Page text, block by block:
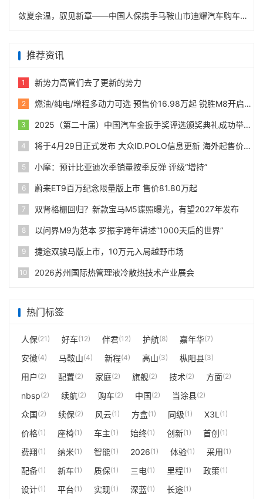
敛夏余温，驭见新章——中国人保携手马鞍山市迪耀汽车购车嘉年华
推荐资讯
1 新势力高管们去了更新的势力
2 燃油/纯电/增程多动力可选 预售价16.98万起 锐胜M8开启预售
3 2025（第二十届）中国汽车金扳手奖评选颁奖典礼成功举办
4 将于4月29日正式发布 大众ID.POLO信息更新 海外起售价24990欧
5 小摩：预计比亚迪次季销量按季反弹 评级“增持”
6 蔚来ET9百万纪念限量版上市 售价81.80万起
7 双肾格栅回归？新款宝马M5谍照曝光，有望2027年发布
8 以问界M9为范本 罗振宇跨年讲述“1000天后的世界”
9 捷途双骏马版上市，10万元入局越野市场
10 2026苏州国际热管理液冷散热技术产业展会
热门标签
人保(21) 好车(12) 伴君(12) 护航(8) 嘉年华(7)
安徽(4) 马鞍山(4) 新程(4) 高山(3) 枞阳县(3)
用户 (2) 配置(2) 家庭(2) 旗舰(2) 技术(2) 方面(2)
nbsp(2) 续航(2) 购车(2) 中国(2) 当涂县(2)
众国(2) 续保(2) 风云(1) 方盒(1) 同级(1) X3L (1)
价格(1) 座椅(1) 车主(1) 始终(1) 创新(1) 首创(1)
费翔(1) 纳米(1) 智能(1) 2026(1) 体验(1) 采用(1)
配备(1) 新车(1) 质保(1) 三电(1) 里程(1) 政策(1)
设计(1) 平台(1) 实现(1) 深蓝(1) 长途(1)